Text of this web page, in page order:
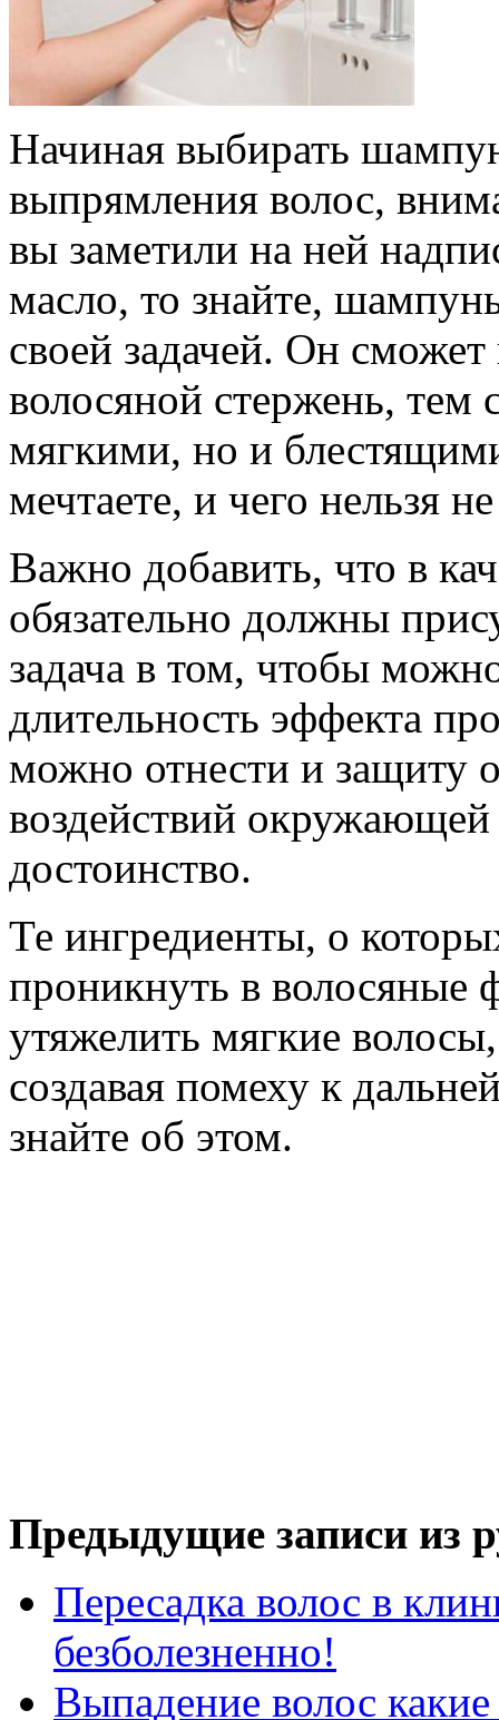
Начиная выбирать
выпрямления волос,
вы заметили на ней
масло, то знайте,
своей задачей. Он сможет
волосяной стержень, тем
мягкими, но и
мечтаете, и чего нельзя
Важно добавить, что в
обязательно должны
задача в том, чтобы
длительность эффекта
можно отнести и защиту
воздействий окружающей
достоинство.
Те ингредиенты, о
проникнуть в волосяные
утяжелить мягкие
создавая помеху к
знайте об этом.
Предыдущие записи из
Пересадка волос в
безболезненно!
Выпадение волос какие